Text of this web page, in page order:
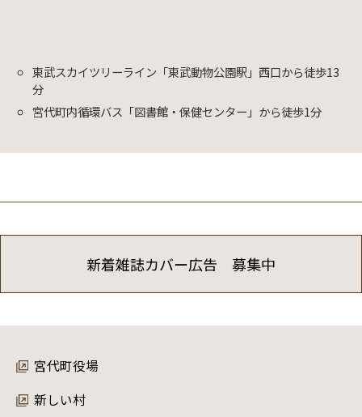
東武スカイツリーライン「東武動物公園駅」西口から徒歩13
分
宮代町内循環バス「図書館・保健センター」から徒歩1分
新着雑誌カバー広告 募集中
宮代町役場
新しい村